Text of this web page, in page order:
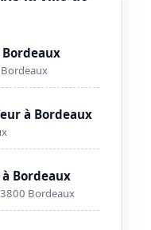
Bordeaux
à Bordeaux
à Bordeaux
Bordeaux